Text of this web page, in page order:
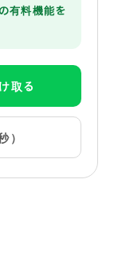
有料機能を
取る
）